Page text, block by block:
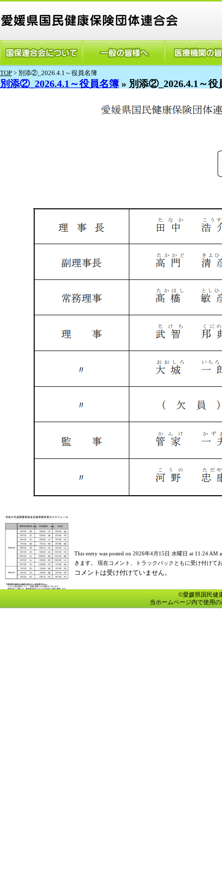
TOP > 別添②_2026.4.1～役員名簿
別添②_2026.4.1～役員名簿 » 別添②_2026.4.1～役
This entry was posted on 2026年4月15日 水曜日 at 11:24
きます。 現在コメント、トラックバックともに受け付けて
コメントは受け付けていません。
©愛媛県国民健
当ホームページ内で使用